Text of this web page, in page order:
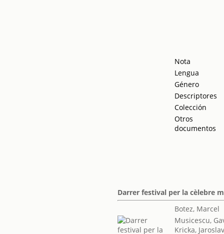
Nota
Lengua
Género
Descriptores
Colección
Otros
documentos
Darrer festival per la cèlebre
Botez, Marcel
Musicescu,
Kricka,